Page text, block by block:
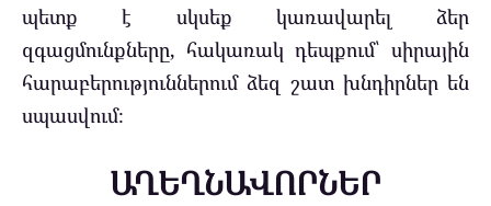
պետք է սկսեք կառավարել ձեր
զգացմունքները, հակառակ դեպքում՝ սիրային
հարաբերություններում ձեզ շատ խնդիրներ են
սպասվում։
ԱՂԵՂՆԱՎՈՐՆԵՐ